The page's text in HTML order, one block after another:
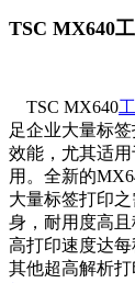
TSC MX640
TSC MX640
足企业大量标签打
效能，尤其适
用。全新的
大量标签打印之
身，耐用度高
高打印速度达每秒
其他超高解析打